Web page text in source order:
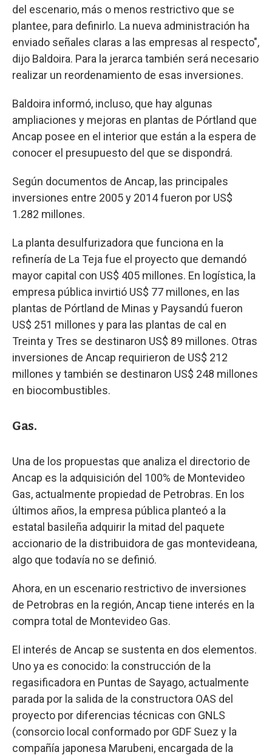
del escenario, más o menos restrictivo que se
plantee, para definirlo. La nueva administración ha
enviado señales claras a las empresas al respecto",
dijo Baldoira. Para la jerarca también será necesario
realizar un reordenamiento de esas inversiones.
Baldoira informó, incluso, que hay algunas
ampliaciones y mejoras en plantas de Pórtland que
Ancap posee en el interior que están a la espera de
conocer el presupuesto del que se dispondrá.
Según documentos de Ancap, las principales
inversiones entre 2005 y 2014 fueron por US$
1.282 millones.
La planta desulfurizadora que funciona en la
refinería de La Teja fue el proyecto que demandó
mayor capital con US$ 405 millones. En logística, la
empresa pública invirtió US$ 77 millones, en las
plantas de Pórtland de Minas y Paysandú fueron
US$ 251 millones y para las plantas de cal en
Treinta y Tres se destinaron US$ 89 millones. Otras
inversiones de Ancap requirieron de US$ 212
millones y también se destinaron US$ 248 millones
en biocombustibles.
Gas.
Una de los propuestas que analiza el directorio de
Ancap es la adquisición del 100% de Montevideo
Gas, actualmente propiedad de Petrobras. En los
últimos años, la empresa pública planteó a la
estatal basileña adquirir la mitad del paquete
accionario de la distribuidora de gas montevideana,
algo que todavía no se definió.
Ahora, en un escenario restrictivo de inversiones
de Petrobras en la región, Ancap tiene interés en la
compra total de Montevideo Gas.
El interés de Ancap se sustenta en dos elementos.
Uno ya es conocido: la construcción de la
regasificadora en Puntas de Sayago, actualmente
parada por la salida de la constructora OAS del
proyecto por diferencias técnicas con GNLS
(consorcio local conformado por GDF Suez y la
compañía japonesa Marubeni, encargada de la